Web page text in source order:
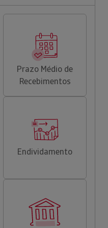
Prazo Médio de
Recebimentos
Endividamento